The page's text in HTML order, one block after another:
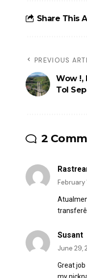
Share This
PREVIOUS
Wow !,
Tol
2
February
Susant
June 29,
Great
my